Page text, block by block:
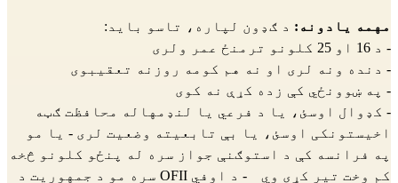
مهمه یادونه: د ګډون لپاره، تاسو باید:
- د 16 او 25 کلونو ترمنځ عمر ولری
- دنده ونه لری او نه هم کومه روزنه تعقیبوی
- په ښوونځي کې زده کړې نه کوی